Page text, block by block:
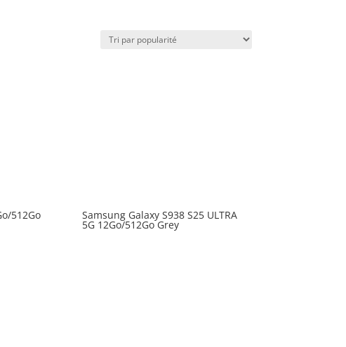
512Go Samsung Galaxy S938 S25 ULTRA
5G 12Go/512Go Grey